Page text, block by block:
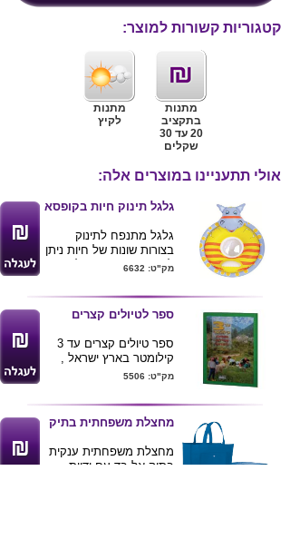
קטגוריות קשורות למוצר:
מתנות
בתקציב
20 עד 30
שקלים
מתנות
לקיץ
אולי תתעניינו במוצרים אלה:
גלגל תינוק חיות בקופסא
גלגל מתנפח לתינוק
בצורות שונות של חיות ניתן
למתג את המוצר בלוגו
מק"ט: 6632
ספר לטיולים קצרים
ספר טיולים קצרים עד 3
קילומטר בארץ ישראל ,
הספר מאוייר ומתומצת
המשפחה על בסיס " כל
אחד יכול " .
מק"ט: 5506
מחצלת משפחתית בתיק
מחצלת משפחתית ענקית
בתיק אל בד עם ידיות